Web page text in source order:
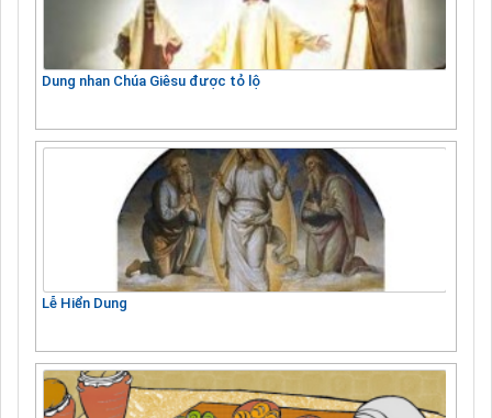
Dung nhan Chúa Giêsu được tỏ lộ
Lễ Hiển Dung